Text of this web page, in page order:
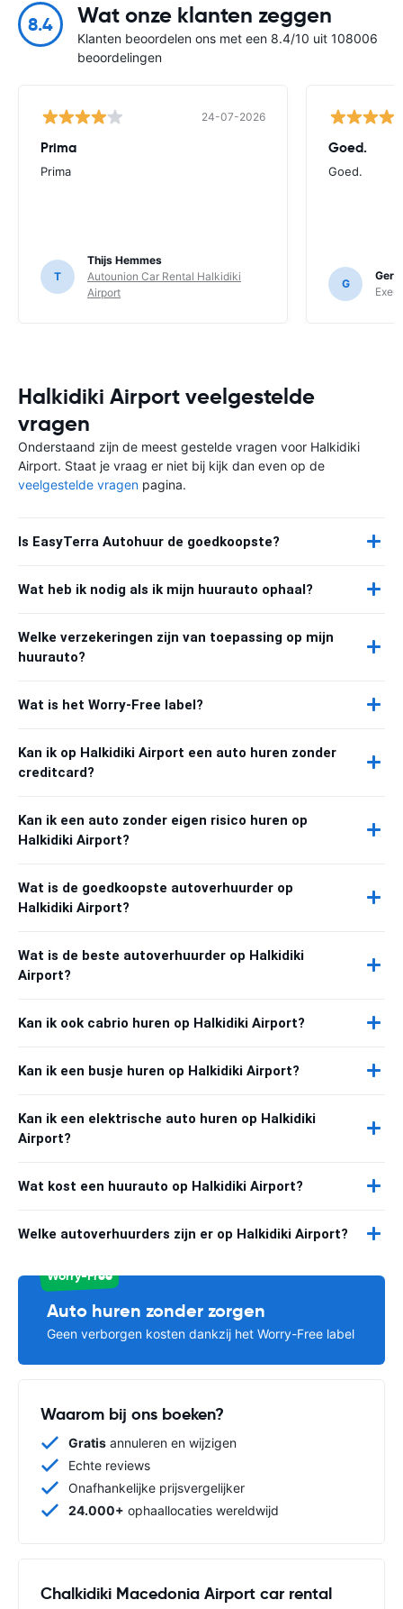
8.4 Wat onze klanten zeggen
Klanten beoordelen ons met een 8.4/10 uit 108006
beoordelingen
24-07-2026
Prima
Prima
T
Thijs Hemmes
Autounion Car Rental Halkidiki
Airport
Goed.
Goed.
G
Exer
Halkidiki Airport veelgestelde
vragen
Onderstaand zijn de meest gestelde vragen voor Halkidiki
Airport. Staat je vraag er niet bij kijk dan even op de
veelgestelde vragen pagina.
Is EasyTerra Autohuur de goedkoopste?
Wat heb ik nodig als ik mijn huurauto ophaal?
Welke verzekeringen zijn van toepassing op mijn
huurauto?
Wat is het Worry-Free label?
Kan ik op Halkidiki Airport een auto huren zonder
creditcard?
Kan ik een auto zonder eigen risico huren op
Halkidiki Airport?
Wat is de goedkoopste autoverhuurder op
Halkidiki Airport?
Wat is de beste autoverhuurder op Halkidiki
Airport?
Kan ik ook cabrio huren op Halkidiki Airport?
Kan ik een busje huren op Halkidiki Airport?
Kan ik een elektrische auto huren op Halkidiki
Airport?
Wat kost een huurauto op Halkidiki Airport?
Welke autoverhuurders zijn er op Halkidiki Airport?
Worry-Free
Auto huren zonder zorgen
Geen verborgen kosten dankzij het Worry-Free label
Waarom bij ons boeken?
Gratis annuleren en wijzigen
Echte reviews
Onafhankelijke prijsvergelijker
24.000+ ophaallocaties wereldwijd
Chalkidiki Macedonia Airport car rental